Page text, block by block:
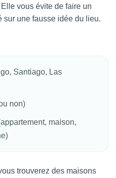
vous évite de faire un
sur une fausse idée du lieu.
Santiago, Las
non)
maison,
trouverez des maisons